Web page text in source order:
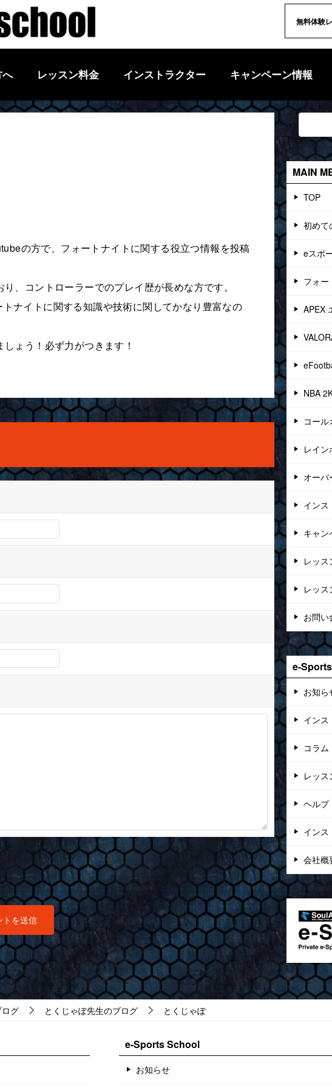
無料体験
レッスン料金 インストラクター キャンペーン情報
の方で、フォートナイトに関する役立つ情報を投稿
、コントローラーでのプレイ歴が長めな方です。
ナイトに関する知識や技術に関してかなり豊富なの
ょう！必ず力がつきます！
MAIN
TOP
初めて
eスポ
フォー
APEX
NBA
コー
レイ
オーバ
インス
キャン
レッス
レッス
お問い
e-
お知ら
インス
コラム
レッス
ヘルプ
インス
会社概
グ とくじゃぽ先生のブログ とくじゃぽ
e-Sports School
お知らせ